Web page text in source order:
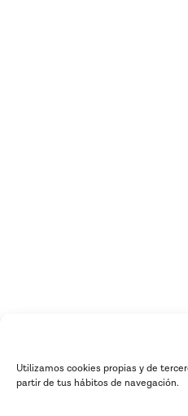
Utilizamos cookies propias y de
partir de tus hábitos de navegación.